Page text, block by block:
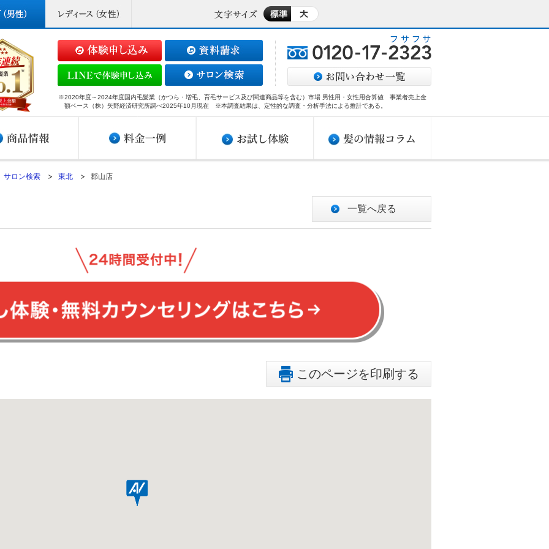
※2020年度～2024年度国内毛髪業（かつら・増毛、育毛サービス及び関連商品等を含む）市場 男性用・女性用合算値 事業者売上金
額ベース（株）矢野経済研究所調べ2025年10月現在 ※本調査結果は、定性的な調査・分析手法による推計である。​
サロン検索 東北 郡山店
一覧へ戻る
このページを印刷する